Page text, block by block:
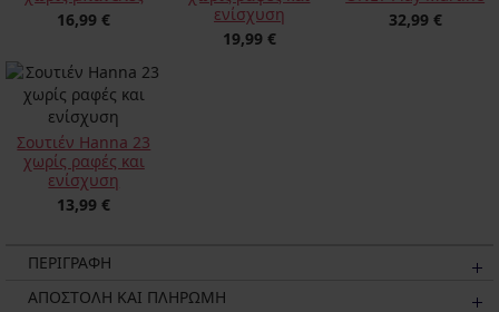
16,99 €
ενίσχυση
19,99 €
32,99 €
Σουτιέν Hanna 23
χωρίς ραφές και
ενίσχυση
13,99 €
ΠΕΡΙΓΡΑΦΗ
ΑΠΟΣΤΟΛΗ ΚΑΙ ΠΛΗΡΩΜΗ